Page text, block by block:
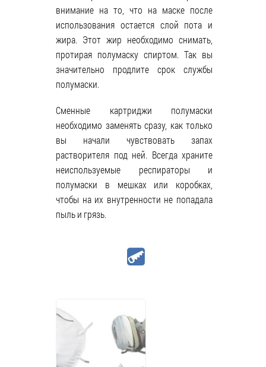
внимание на то, что на маске после
использования остается слой пота и
жира. Этот жир необходимо снимать,
протирая полумаску спиртом. Так вы
значительно продлите срок службы
полумаски.
Сменные картриджи полумаски
необходимо заменять сразу, как только
вы начали чувствовать запах
растворителя под ней. Всегда храните
неиспользуемые респираторы и
полумаски в мешках или коробках,
чтобы на их внутренности не попадала
пыль и грязь.